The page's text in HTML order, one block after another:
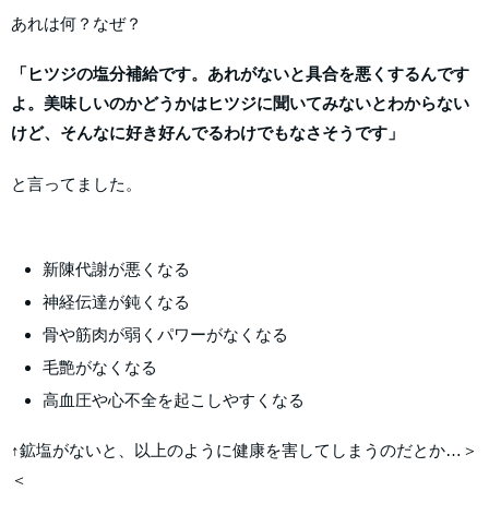
あれは何？なぜ？
「ヒツジの塩分補給です。あれがないと具合を悪くするんです
よ。美味しいのかどうかはヒツジに聞いてみないとわからない
けど、そんなに好き好んでるわけでもなさそうです」
と言ってました。
新陳代謝が悪くなる
神経伝達が鈍くなる
骨や筋肉が弱くパワーがなくなる
毛艶がなくなる
高血圧や心不全を起こしやすくなる
↑鉱塩がないと、以上のように健康を害してしまうのだとか…＞
＜